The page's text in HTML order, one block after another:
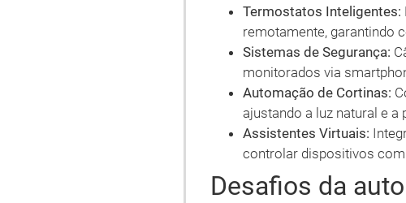
Termostatos Inteligentes:
remotamente, garantindo
Sistemas de Segurança:
monitorados via
Automação de Cortinas:
ajustando a luz natural e a
Assistentes Virtuais:
controlar dispositivos
Desafios da